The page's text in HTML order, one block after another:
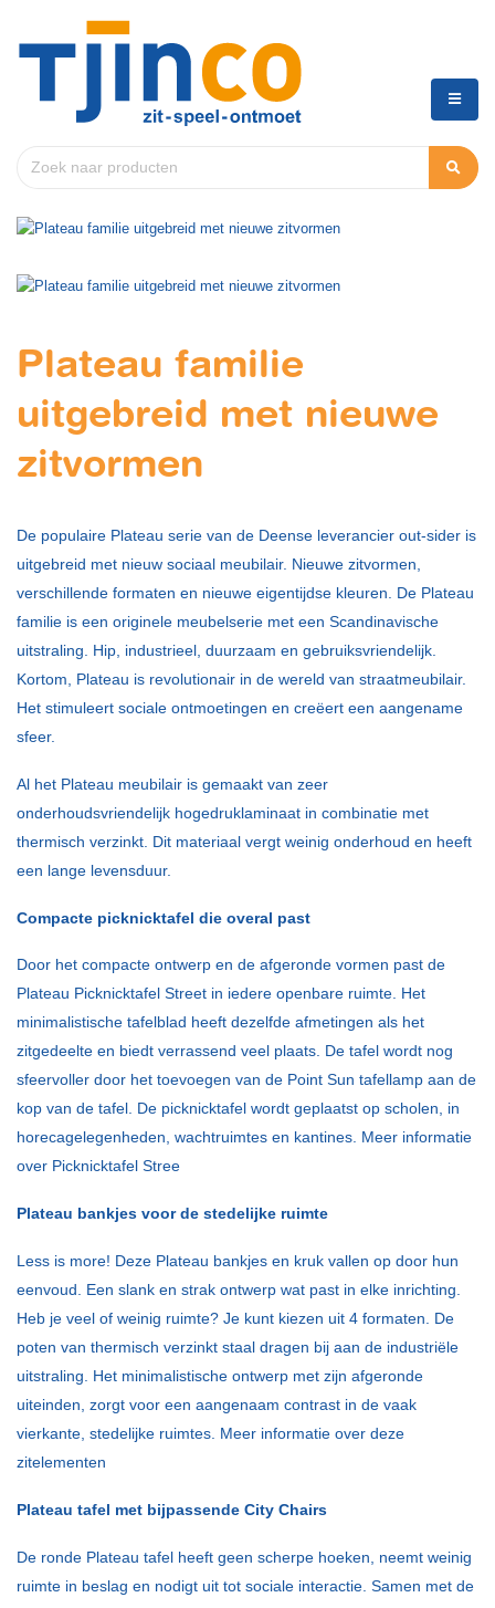
Plateau familie
uitgebreid met nieuwe
zitvormen
De populaire Plateau serie van de Deense leverancier out-sider is
uitgebreid met nieuw sociaal meubilair. Nieuwe zitvormen,
verschillende formaten en nieuwe eigentijdse kleuren. De Plateau
familie is een originele meubelserie met een Scandinavische
uitstraling. Hip, industrieel, duurzaam en gebruiksvriendelijk.
Kortom, Plateau is revolutionair in de wereld van straatmeubilair.
Het stimuleert sociale ontmoetingen en creëert een aangename
sfeer.
Al het Plateau meubilair is gemaakt van zeer
onderhoudsvriendelijk hogedruklaminaat in combinatie met
thermisch verzinkt. Dit materiaal vergt weinig onderhoud en heeft
een lange levensduur.
Compacte picknicktafel die overal past
Door het compacte ontwerp en de afgeronde vormen past de
Plateau Picknicktafel Street in iedere openbare ruimte. Het
minimalistische tafelblad heeft dezelfde afmetingen als het
zitgedeelte en biedt verrassend veel plaats. De tafel wordt nog
sfeervoller door het toevoegen van de Point Sun tafellamp aan de
kop van de tafel. De picknicktafel wordt geplaatst op scholen, in
horecagelegenheden, wachtruimtes en kantines. Meer informatie
over Picknicktafel Stree
Plateau bankjes voor de stedelijke ruimte
Less is more! Deze Plateau bankjes en kruk vallen op door hun
eenvoud. Een slank en strak ontwerp wat past in elke inrichting.
Heb je veel of weinig ruimte? Je kunt kiezen uit 4 formaten. De
poten van thermisch verzinkt staal dragen bij aan de industriële
uitstraling. Het minimalistische ontwerp met zijn afgeronde
uiteinden, zorgt voor een aangenaam contrast in de vaak
vierkante, stedelijke ruimtes. Meer informatie over deze
zitelementen
Plateau tafel met bijpassende City Chairs
De ronde Plateau tafel heeft geen scherpe hoeken, neemt weinig
ruimte in beslag en nodigt uit tot sociale interactie. Samen met de